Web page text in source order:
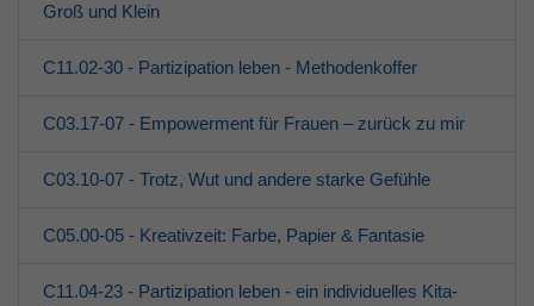
Groß und Klein
C11.02-30 - Partizipation leben - Methodenkoffer
C03.17-07 - Empowerment für Frauen – zurück zu mir
C03.10-07 - Trotz, Wut und andere starke Gefühle
C05.00-05 - Kreativzeit: Farbe, Papier & Fantasie
C11.04-23 - Partizipation leben - ein individuelles Kita-